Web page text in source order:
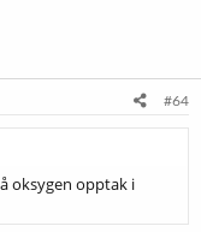
#64
oksygen opptak i